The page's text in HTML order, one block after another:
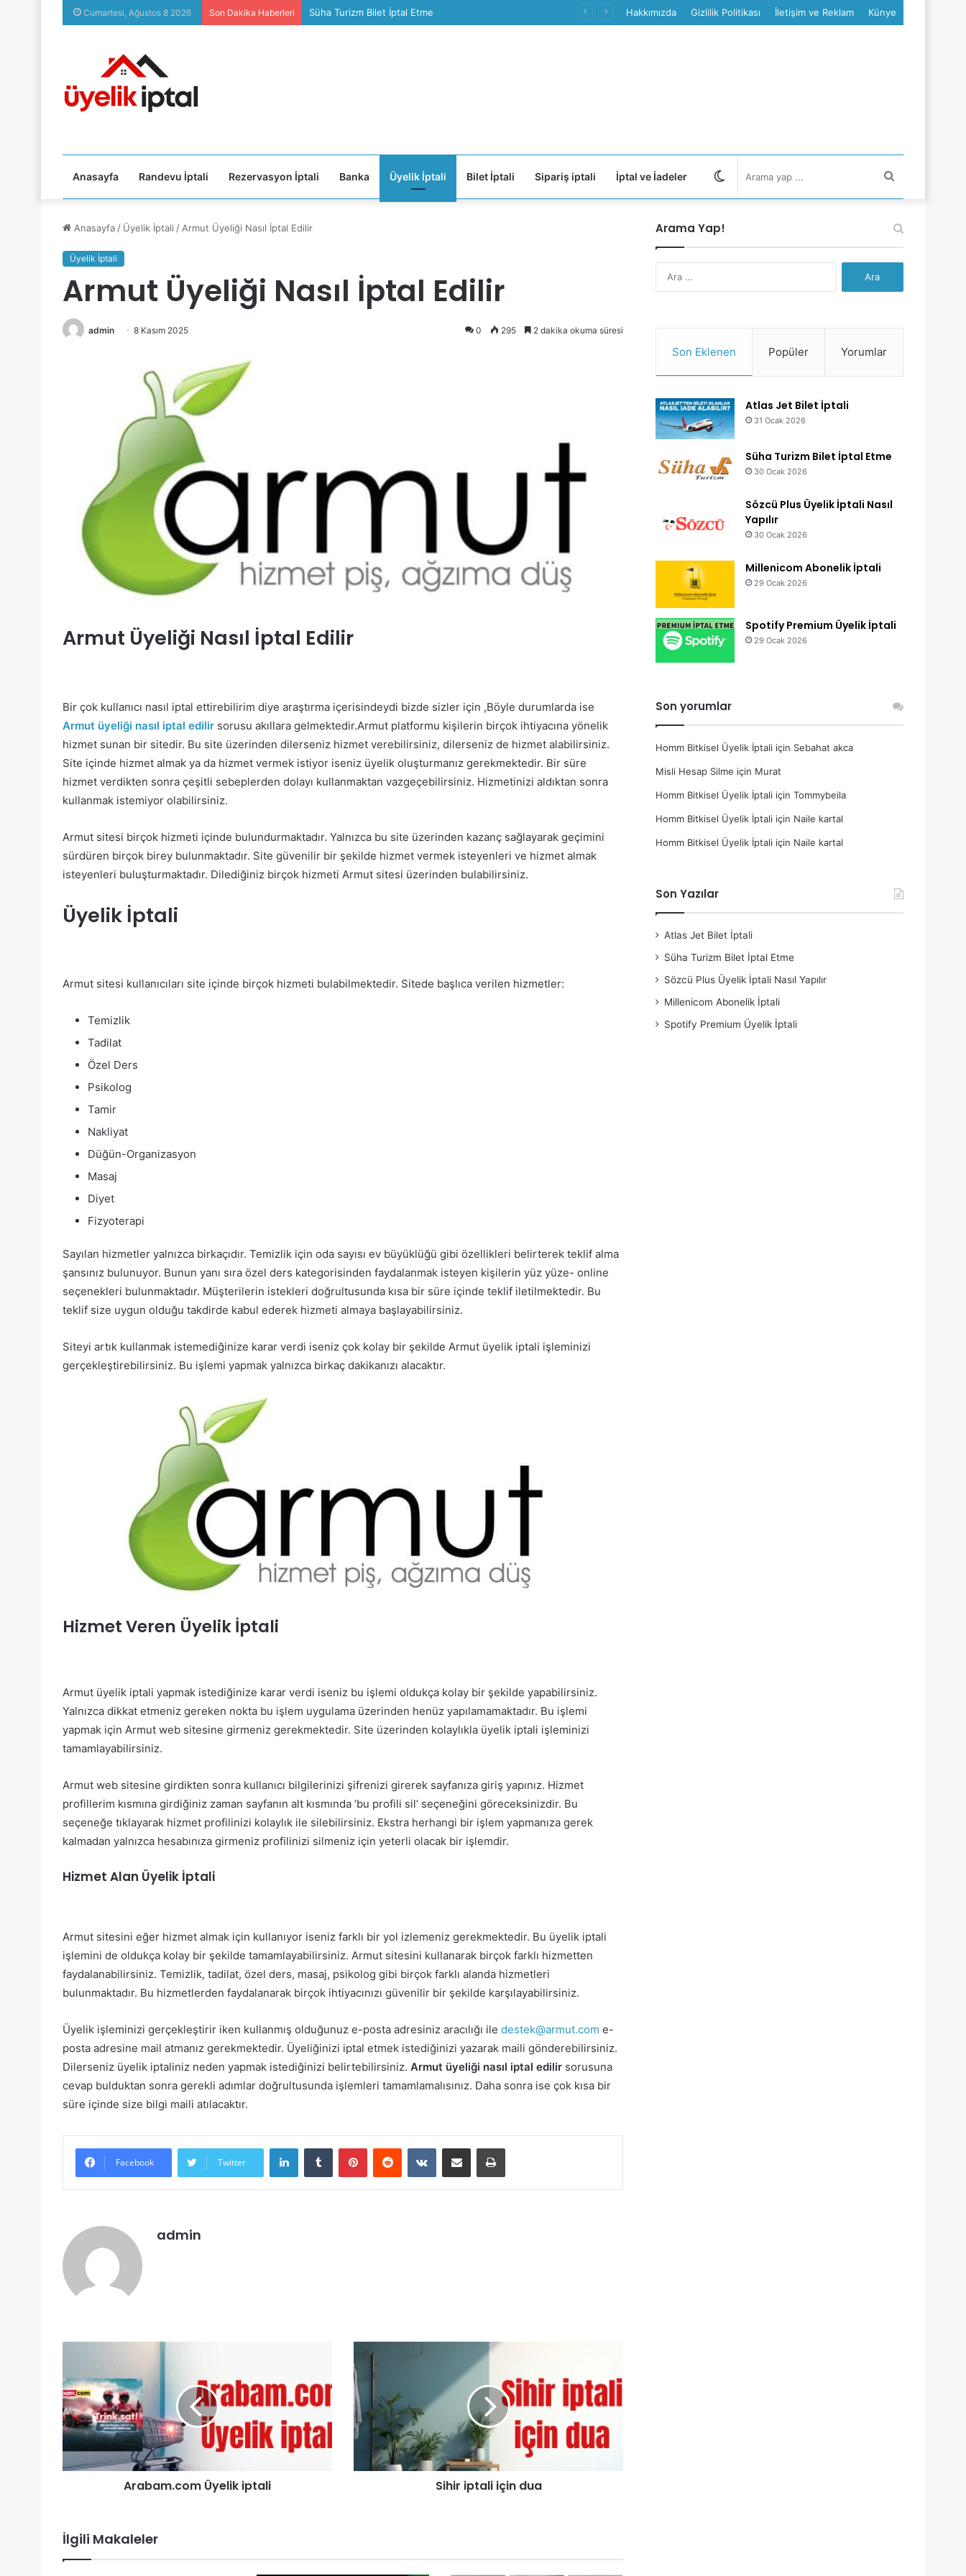
Cumartesi, Ağustos 8 2026 Son Dakika Haberleri Süha Turizm Bilet İptal Etme Hakkımızda Gizlilik Politikası İletişim ve Reklam Künye
Anasayfa Randevu İptali Rezervasyon İptali Banka Üyelik İptali Bilet İptali Sipariş iptali İptal ve İadeler
...
değiştir
Anasayfa / Üyelik İptali / Armut Üyeliği Nasıl İptal Edilir
Üyelik İptali
Armut Üyeliği Nasıl İptal Edilir
admin 8 Kasım 2025 0 295 2 dakika okuma süresi
Armut Üyeliği Nasıl İptal Edilir
Bir çok kullanıcı nasıl iptal ettirebilirim diye araştırma içerisindeydi bizde sizler için ,Böyle durumlarda ise
Armut üyeliği nasıl iptal edilir sorusu akıllara gelmektedir.Armut platformu kişilerin birçok ihtiyacına yönelik
hizmet sunan bir sitedir. Bu site üzerinden dilerseniz hizmet verebilirsiniz, dilerseniz de hizmet alabilirsiniz.
Site içinde hizmet almak ya da hizmet vermek istiyor iseniz üyelik oluşturmanız gerekmektedir. Bir süre
hizmet verdikten sonra çeşitli sebeplerden dolayı kullanmaktan vazgeçebilirsiniz. Hizmetinizi aldıktan sonra
kullanmak istemiyor olabilirsiniz.
Armut sitesi birçok hizmeti içinde bulundurmaktadır. Yalnızca bu site üzerinden kazanç sağlayarak geçimini
sürdüren birçok birey bulunmaktadır. Site güvenilir bir şekilde hizmet vermek isteyenleri ve hizmet almak
isteyenleri buluşturmaktadır. Dilediğiniz birçok hizmeti Armut sitesi üzerinden bulabilirsiniz.
Üyelik İptali
Armut sitesi kullanıcıları site içinde birçok hizmeti bulabilmektedir. Sitede başlıca verilen hizmetler:
Temizlik
Tadilat
Özel Ders
Psikolog
Tamir
Nakliyat
Düğün-Organizasyon
Masaj
Diyet
Fizyoterapi
Sayılan hizmetler yalnızca birkaçıdır. Temizlik için oda sayısı ev büyüklüğü gibi özellikleri belirterek teklif alma
şansınız bulunuyor. Bunun yanı sıra özel ders kategorisinden faydalanmak isteyen kişilerin yüz yüze- online
seçenekleri bulunmaktadır. Müşterilerin istekleri doğrultusunda kısa bir süre içinde teklif iletilmektedir. Bu
teklif size uygun olduğu takdirde kabul ederek hizmeti almaya başlayabilirsiniz.
Siteyi artık kullanmak istemediğinize karar verdi iseniz çok kolay bir şekilde Armut üyelik iptali işleminizi
gerçekleştirebilirsiniz. Bu işlemi yapmak yalnızca birkaç dakikanızı alacaktır.
Hizmet Veren Üyelik İptali
Armut üyelik iptali yapmak istediğinize karar verdi iseniz bu işlemi oldukça kolay bir şekilde yapabilirsiniz.
Yalnızca dikkat etmeniz gereken nokta bu işlem uygulama üzerinden henüz yapılamamaktadır. Bu işlemi
yapmak için Armut web sitesine girmeniz gerekmektedir. Site üzerinden kolaylıkla üyelik iptali işleminizi
tamamlayabilirsiniz.
Armut web sitesine girdikten sonra kullanıcı bilgilerinizi şifrenizi girerek sayfanıza giriş yapınız. Hizmet
profillerim kısmına girdiğiniz zaman sayfanın alt kısmında ‘bu profili sil’ seçeneğini göreceksinizdir. Bu
seçeneğe tıklayarak hizmet profilinizi kolaylık ile silebilirsiniz. Ekstra herhangi bir işlem yapmanıza gerek
kalmadan yalnızca hesabınıza girmeniz profilinizi silmeniz için yeterli olacak bir işlemdir.
Hizmet Alan Üyelik İptali
Armut sitesini eğer hizmet almak için kullanıyor iseniz farklı bir yol izlemeniz gerekmektedir. Bu üyelik iptali
işlemini de oldukça kolay bir şekilde tamamlayabilirsiniz. Armut sitesini kullanarak birçok farklı hizmetten
faydalanabilirsiniz. Temizlik, tadilat, özel ders, masaj, psikolog gibi birçok farklı alanda hizmetleri
bulunmaktadır. Bu hizmetlerden faydalanarak birçok ihtiyacınızı güvenilir bir şekilde karşılayabilirsiniz.
Üyelik işleminizi gerçekleştirir iken kullanmış olduğunuz e-posta adresiniz aracılığı ile destek@armut.com e-
posta adresine mail atmanız gerekmektedir. Üyeliğinizi iptal etmek istediğinizi yazarak maili gönderebilirsiniz.
Dilerseniz üyelik iptaliniz neden yapmak istediğinizi belirtebilirsiniz. Armut üyeliği nasıl iptal edilir sorusuna
cevap bulduktan sonra gerekli adımlar doğrultusunda işlemleri tamamlamalısınız. Daha sonra ise çok kısa bir
süre içinde size bilgi maili atılacaktır.
Facebook Twitter
LinkedInTumblr PinterestReddit VKontakteE-Posta ile paylaş Yazdır
admin
Arabam.com Üyelik iptali Sihir iptali için dua
İlgili Makaleler
Arama Yap!
Son Eklenen Popüler Yorumlar
Atlas Jet Bilet İptali
31 Ocak 2026
Süha Turizm Bilet İptal Etme
30 Ocak 2026
Sözcü Plus Üyelik İptali Nasıl
Yapılır
30 Ocak 2026
Millenicom Abonelik İptali
29 Ocak 2026
Spotify Premium Üyelik İptali
29 Ocak 2026
Son yorumlar
Homm Bitkisel Üyelik İptali için Sebahat akca
Misli Hesap Silme için Murat
Homm Bitkisel Üyelik İptali içinTommybeila
Homm Bitkisel Üyelik İptali için Naile kartal
Homm Bitkisel Üyelik İptali için Naile kartal
Son Yazılar
Atlas Jet Bilet İptali
Süha Turizm Bilet İptal Etme
Sözcü Plus Üyelik İptali Nasıl Yapılır
Millenicom Abonelik İptali
Spotify Premium Üyelik İptali